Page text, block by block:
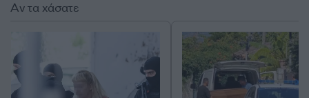
Αν τα χάσατε